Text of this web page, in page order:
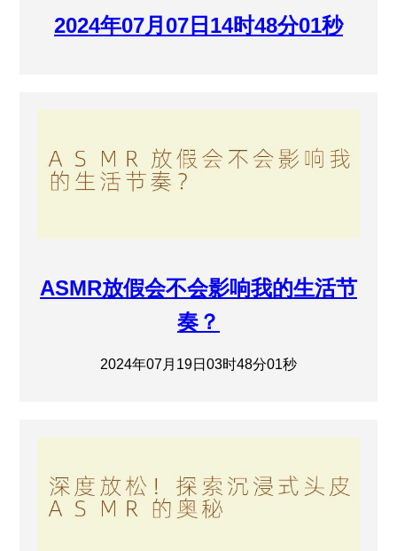
2024年07月07日14时48分01秒
ASMR放假会不会影响我的生活节
奏？
2024年07月19日03时48分01秒